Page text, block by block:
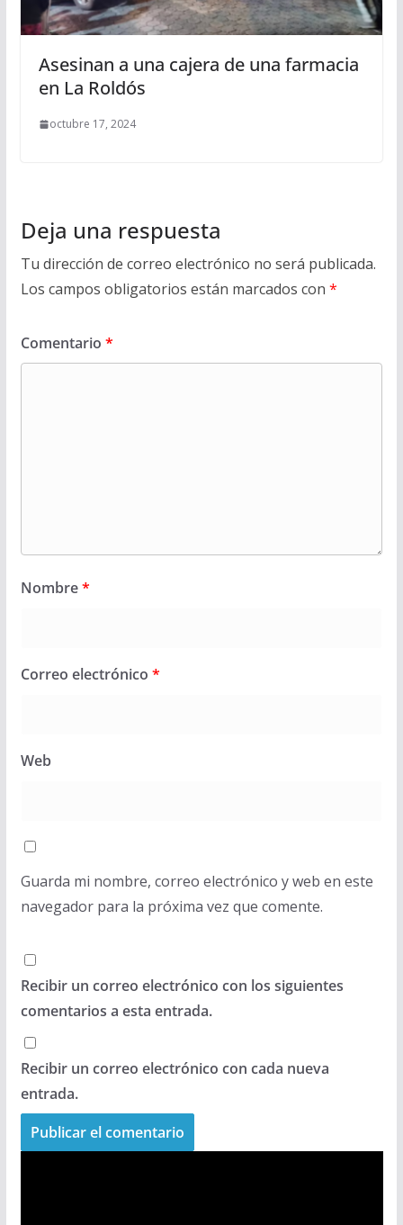
Asesinan a una cajera de una farmacia
en La Roldós
octubre 17, 2024
Deja una respuesta
Tu dirección de correo electrónico no será publicada.
Los campos obligatorios están marcados con *
Comentario *
Nombre*
Correo electrónico *
Web
Guarda mi nombre, correo electrónico y web en este
navegador para la próxima vez que comente.
Recibir un correo electrónico con los siguientes
comentarios a esta entrada.
Recibir un correo electrónico con cada nueva
entrada.